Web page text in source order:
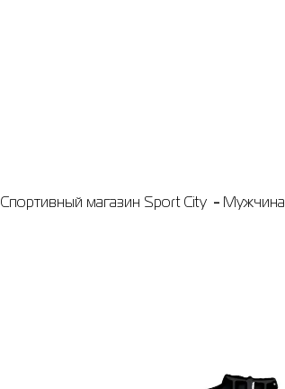
Спортивный магазин Sport City